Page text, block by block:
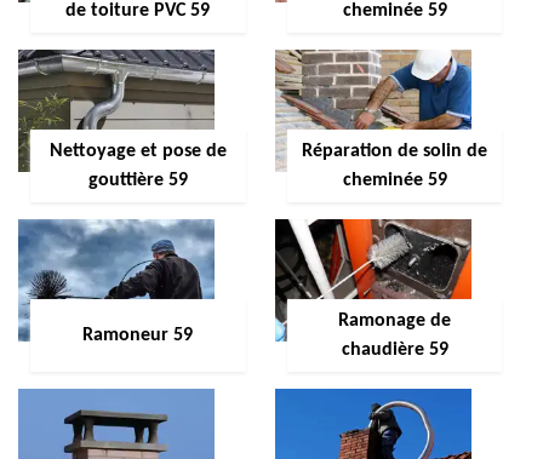
de toiture PVC 59
cheminée 59
Nettoyage et pose de
gouttière 59
Réparation de solin de
cheminée 59
Ramoneur 59
Ramonage de
chaudière 59